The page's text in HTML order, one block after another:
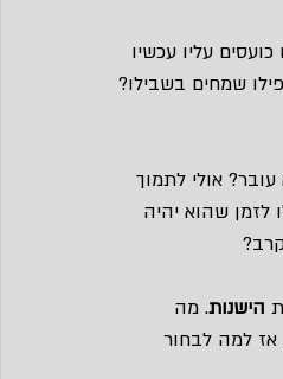
עליו עכשיו
שמחים בשבילו?
אולי לתמוך
לזמן שהוא יהיה
הישנות. מה
אז למה לבחור